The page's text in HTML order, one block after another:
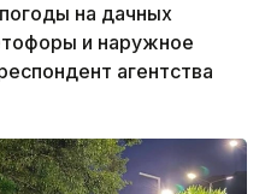
на дачных
и наружное
агентства